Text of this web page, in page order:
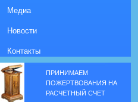
Медиа
Новости
Контакты
ПРИНИМАЕМ
ПОЖЕРТВОВАНИЯ НА
РАСЧЕТНЫЙ СЧЕТ